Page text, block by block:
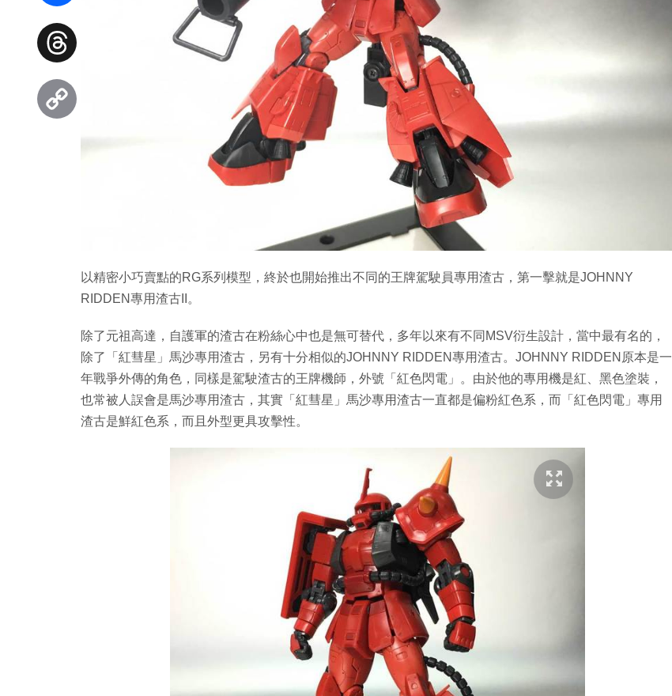
以精密小巧賣點的RG系列模型，終於也開始推出不同的王牌駕駛員專用渣古，第一擊就是JOHNNY
RIDDEN專用渣古II。
除了元祖高達，自護軍的渣古在粉絲心中也是無可替代，多年以來有不同MSV衍生設計，當中最有名的，
除了「紅彗星」馬沙專用渣古，另有十分相似的JOHNNY RIDDEN專用渣古。JOHNNY RIDDEN原本是一
年戰爭外傳的角色，同樣是駕駛渣古的王牌機師，外號「紅色閃電」。由於他的專用機是紅、黑色塗裝，
也常被人誤會是馬沙專用渣古，其實「紅彗星」馬沙專用渣古一直都是偏粉紅色系，而「紅色閃電」專用
渣古是鮮紅色系，而且外型更具攻擊性。
Facebook
Threads